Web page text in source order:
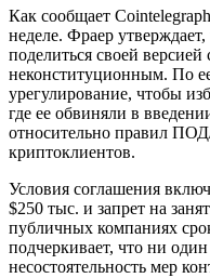
Как сообщает
неделе. Фраер
поделиться своей
неконституционным. По
урегулирование, чтобы
где ее обвиняли в
относительно правил
криптоклиентов.
Условия соглашения
$250 тыс. и запрет на
публичных компаниях
подчеркивает, что ни
несостоятельность мер